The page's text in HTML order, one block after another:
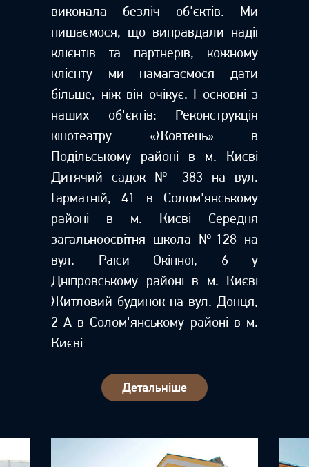
виконала безліч об'єктів. Ми
пишаємося, що виправдали надії
клієнтів та партнерів, кожному
клієнту ми намагаємося дати
більше, ніж він очікує. І основні з
наших об'єктів: Реконструкція
кінотеатру «Жовтень» в
Подільському районі в м. Києві
Дитячий садок № 383 на вул.
Гарматній, 41 в Солом'янському
районі в м. Києві Середня
загальноосвітня школа №128 на
вул. Раїси Окіпної, 6 у
Дніпровському районі в м. Києві
Житловий будинок на вул. Донця,
2-А в Солом'янському районі в м.
Києві
Детальнiше